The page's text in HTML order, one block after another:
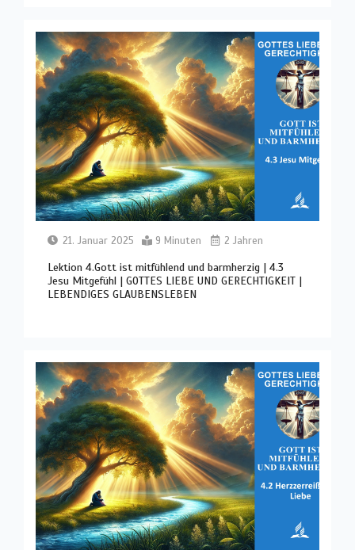
21. Januar 2025 9 Minuten 2 Jahren
Lektion 4.Gott ist mitfühlend und barmherzig | 4.3
Jesu Mitgefühl | GOTTES LIEBE UND GERECHTIGKEIT |
LEBENDIGES GLAUBENSLEBEN